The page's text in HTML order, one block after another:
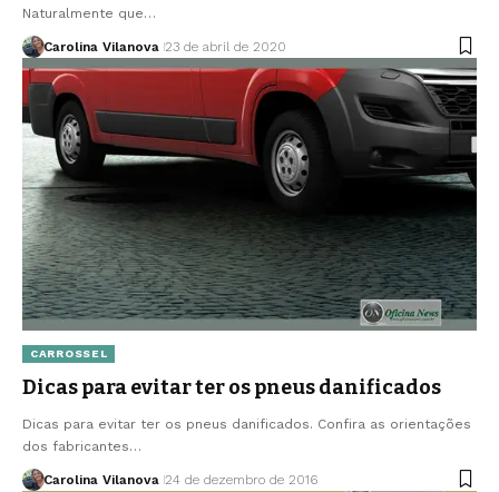
Naturalmente que…
Carolina Vilanova 23 de abril de 2020
CARROSSEL
Dicas para evitar ter os pneus danificados
Dicas para evitar ter os pneus danificados. Confira as orientações
dos fabricantes…
Carolina Vilanova 24 de dezembro de 2016